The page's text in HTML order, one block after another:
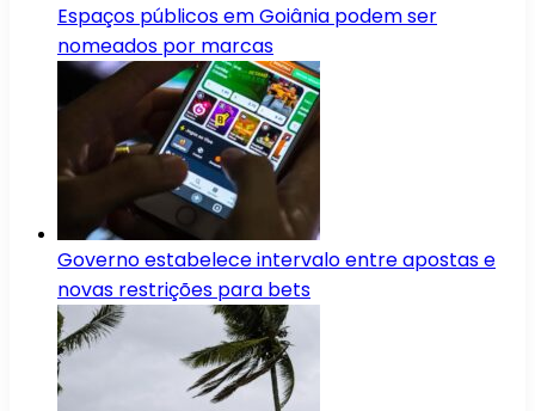
Espaços públicos em Goiânia podem ser
nomeados por marcas
Governo estabelece intervalo entre apostas e
novas restrições para bets